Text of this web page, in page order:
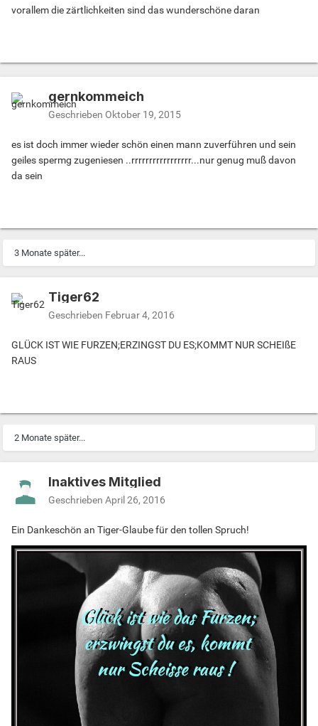
vorallem die zärtlichkeiten sind das wunderschöne daran
gernkommeich
Geschrieben Oktober 19, 2015
es ist doch immer wieder schön einen mann zuverführen und sein
geiles spermg zugeniesen ..rrrrrrrrrrrrrrrrr...nur genug muß davon
da sein
3 Monate später...
Tiger62
Geschrieben Februar 4, 2016
GLÜCK IST WIE FURZEN;ERZINGST DU ES;KOMMT NUR SCHEIßE
RAUS
2 Monate später...
Inaktives Mitglied
Geschrieben April 26, 2016
Ein Dankeschön an Tiger-Glaube für den tollen Spruch!